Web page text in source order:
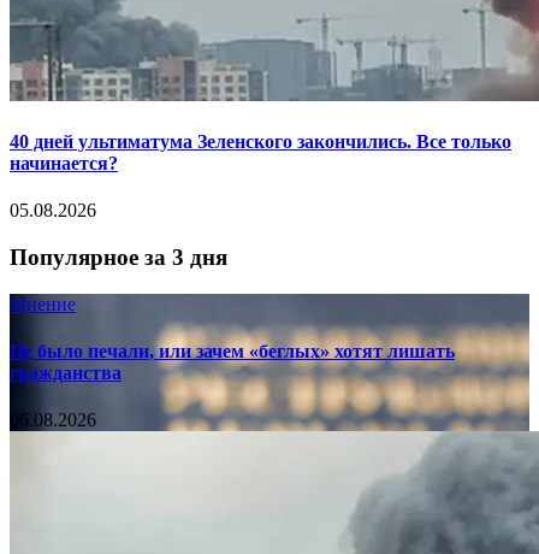
40 дней ультиматума Зеленского закончились. Все только
начинается?
05.08.2026
Популярное за 3 дня
Мнение
Не было печали, или зачем «беглых» хотят лишать
гражданства
06.08.2026